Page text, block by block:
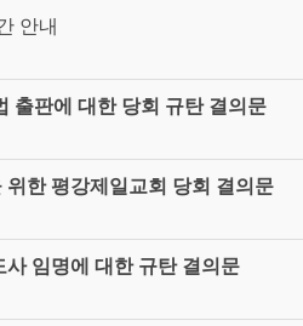
안내
출판에 대한 당회 규탄 결의문
위한 평강제일교회 당회 결의문
임명에 대한 규탄 결의문